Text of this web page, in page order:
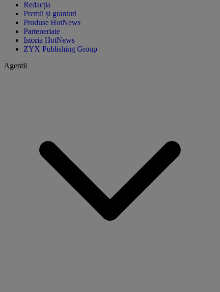
Redacția
Premii și granturi
Produse HotNews
Parteneriate
Istoria HotNews
ZYX Publishing Group
Agentii